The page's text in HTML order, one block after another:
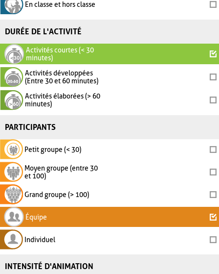
En classe et hors classe
DURÉE DE L'ACTIVITÉ
Activités courtes (< 30
minutes)
Activités développées
(Entre 30 et 60 minutes)
Activités élaborées (> 60
minutes)
PARTICIPANTS
Petit groupe (< 30)
Moyen groupe (entre 30
et 100)
Grand groupe (> 100)
Équipe
Individuel
INTENSITÉ D'ANIMATION